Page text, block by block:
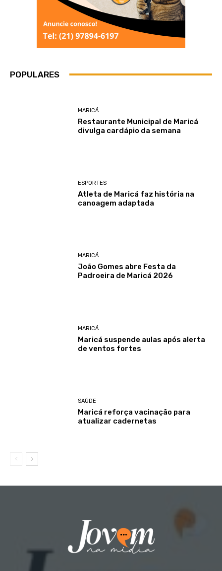
POPULARES
MARICÁ
Restaurante Municipal de Maricá
divulga cardápio da semana
ESPORTES
Atleta de Maricá faz história na
canoagem adaptada
MARICÁ
João Gomes abre Festa da
Padroeira de Maricá 2026
MARICÁ
Maricá suspende aulas após alerta
de ventos fortes
SAÚDE
Maricá reforça vacinação para
atualizar cadernetas